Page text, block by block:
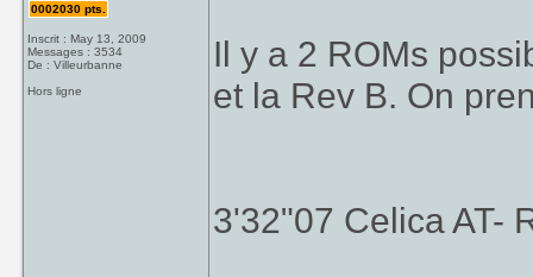
0002030 pts.
Inscrit : May 13, 2009
Messages : 3534
De : Villeurbanne
Hors ligne
Il y a 2 ROMs
et la Rev B. On
3'32"07 Celica AT-